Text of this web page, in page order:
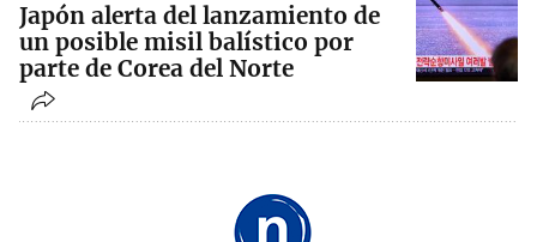
Japón alerta del lanzamiento de
un posible misil balístico por
parte de Corea del Norte